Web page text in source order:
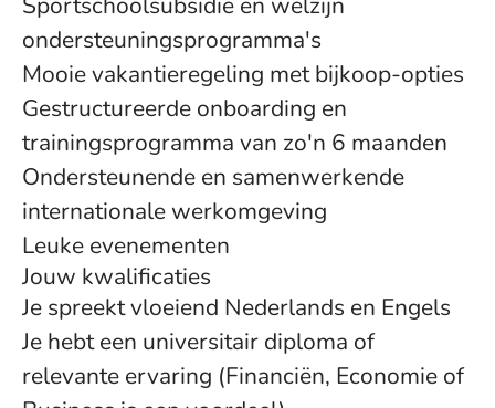
ondersteuningsprogramma's
Mooie vakantieregeling met bijkoop-opties
Gestructureerde onboarding en
trainingsprogramma van zo'n 6 maanden
Ondersteunende en samenwerkende
internationale werkomgeving
Leuke evenementen
Jouw kwalificaties
Je spreekt vloeiend Nederlands en Engels
Je hebt een universitair diploma of
relevante ervaring (Financiën, Economie of